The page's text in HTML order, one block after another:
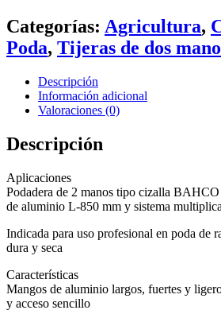
Categorías: Agricultura,
Poda, Tijeras de dos
Descripción
Información adicional
Valoraciones (0)
Descripción
Aplicaciones
Podadera de 2 manos tipo cizalla
de aluminio L-850 mm y sistema
Indicada para uso profesional en poda de
dura y seca
Características
Mangos de aluminio largos, fuertes y
y acceso sencillo